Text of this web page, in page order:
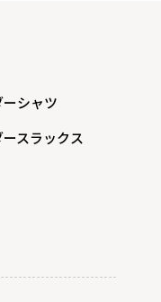
シャツ
スラックス